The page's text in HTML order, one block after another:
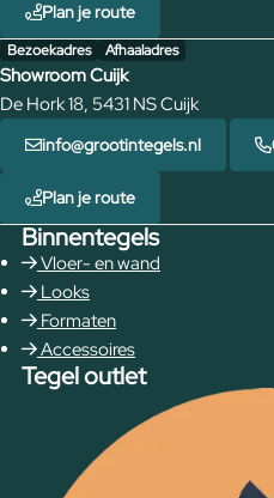
Plan je route
Bezoekadres Afhaaladres
Showroom Cuijk
De Hork 18, 5431 NS Cuijk
info@grootintegels.nl
Plan je route
Binnentegels
Vloer- en wand
Looks
Formaten
Accessoires
Tegel outlet